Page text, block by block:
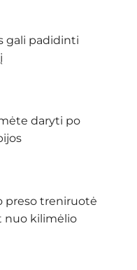
gali padidinti
daryti po
preso treniruotė
nuo kilimėlio